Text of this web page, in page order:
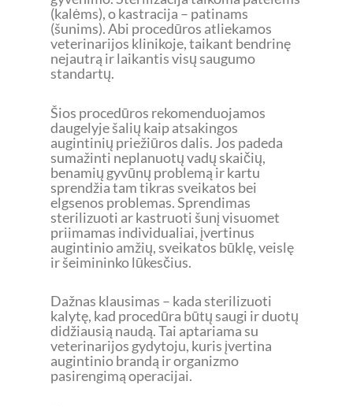
(kalėms), o kastracija – patinams
(šunims). Abi procedūros atliekamos
veterinarijos klinikoje, taikant bendrinę
nejautrą ir laikantis visų saugumo
standartų.
Šios procedūros rekomenduojamos
daugelyje šalių kaip atsakingos
augintinių priežiūros dalis. Jos padeda
sumažinti neplanuotų vadų skaičių,
benamių gyvūnų problemą ir kartu
sprendžia tam tikras sveikatos bei
elgsenos problemas. Sprendimas
sterilizuoti ar kastruoti šunį visuomet
priimamas individualiai, įvertinus
augintinio amžių, sveikatos būklę, veislę
ir šeimininko lūkesčius.
Dažnas klausimas – kada sterilizuoti
kalytę, kad procedūra būtų saugi ir duotų
didžiausią naudą. Tai aptariama su
veterinarijos gydytoju, kuris įvertina
augintinio brandą ir organizmo
pasirengimą operacijai.